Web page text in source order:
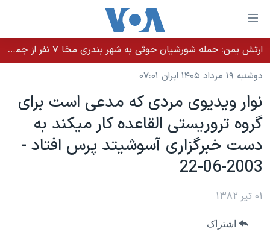
لینکهای
قابل
دسترسی
جهش
محتوای
اصلی
جهش
صفحه
جهش
خانه
نسخه سبک وب‌سایت
موضوع ها
ایران
آمریکا
جهان
ورزشی
برنامه های تلویزیونی
جدول برنامه ها
صفحه‌های ویژه
جام جهانی ۲۰۲۶
عملیات خشم حماسی
فرکانس‌های صدای آمریکا
پخش رادیویی
ارتش یمن: حمله شورشیان حوثی به شهر بندری مخا ۷ نفر از جمله غیرنظامیان را کشت
دوشنبه ۱۹ مرداد ۱۴۰۵ ایران ۰۷:۰۱
نوار ويديوی مردی که مدعی است برای
گروه تروريستی القاعده کار ميکند به
دست خبرگزاری آسوشيتد پرس افتاد -
2003-06-22
۰۱ تیر ۱۳۸۲
اشتراک